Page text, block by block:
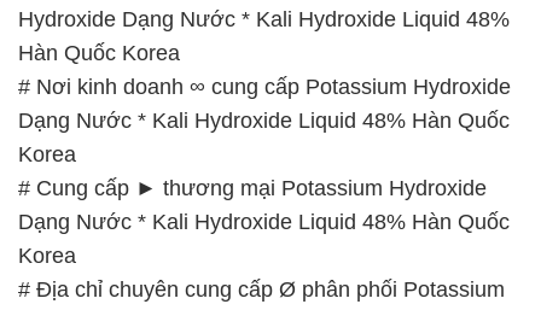
Hydroxide Dạng Nước * Kali Hydroxide Liquid 48%
Hàn Quốc Korea
# Nơi kinh doanh ∞ cung cấp Potassium Hydroxide
Dạng Nước * Kali Hydroxide Liquid 48% Hàn Quốc
Korea
# Cung cấp ► thương mại Potassium Hydroxide
Dạng Nước * Kali Hydroxide Liquid 48% Hàn Quốc
Korea
# Địa chỉ chuyên cung cấp Ø phân phối Potassium